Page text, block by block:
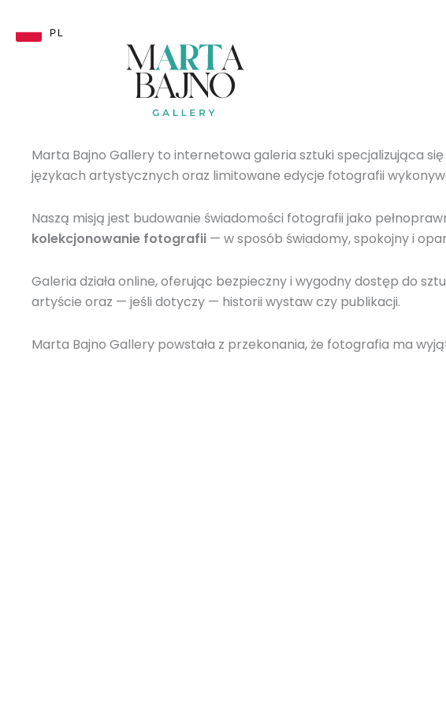
Marta Bajno Gallery to internetowa galeria sztuki specjalizująca
językach artystycznych oraz limitowane edycje fotografii
Naszą misją jest budowanie świadomości fotografii jako
kolekcjonowanie fotografii — w sposób świadomy, spokojny i
Galeria działa online, oferując bezpieczny i wygodny dostęp do
artyście oraz — jeśli dotyczy — historii wystaw czy publikacji.
Marta Bajno Gallery powstała z przekonania, że fotografia ma
PL